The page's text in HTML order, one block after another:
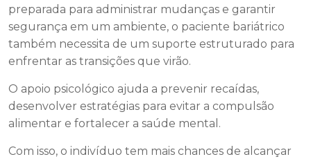
preparada para administrar mudanças e garantir
segurança em um ambiente, o paciente bariátrico
também necessita de um suporte estruturado para
enfrentar as transições que virão.
O apoio psicológico ajuda a prevenir recaídas,
desenvolver estratégias para evitar a compulsão
alimentar e fortalecer a saúde mental.
Com isso, o indivíduo tem mais chances de alcançar